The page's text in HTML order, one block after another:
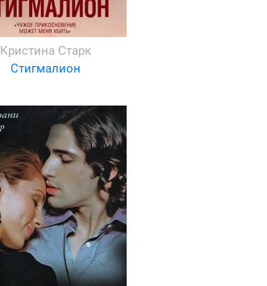
Кристина Старк
Стигмалион